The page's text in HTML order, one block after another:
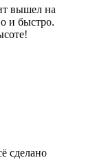
вышел на
и быстро.
сделано